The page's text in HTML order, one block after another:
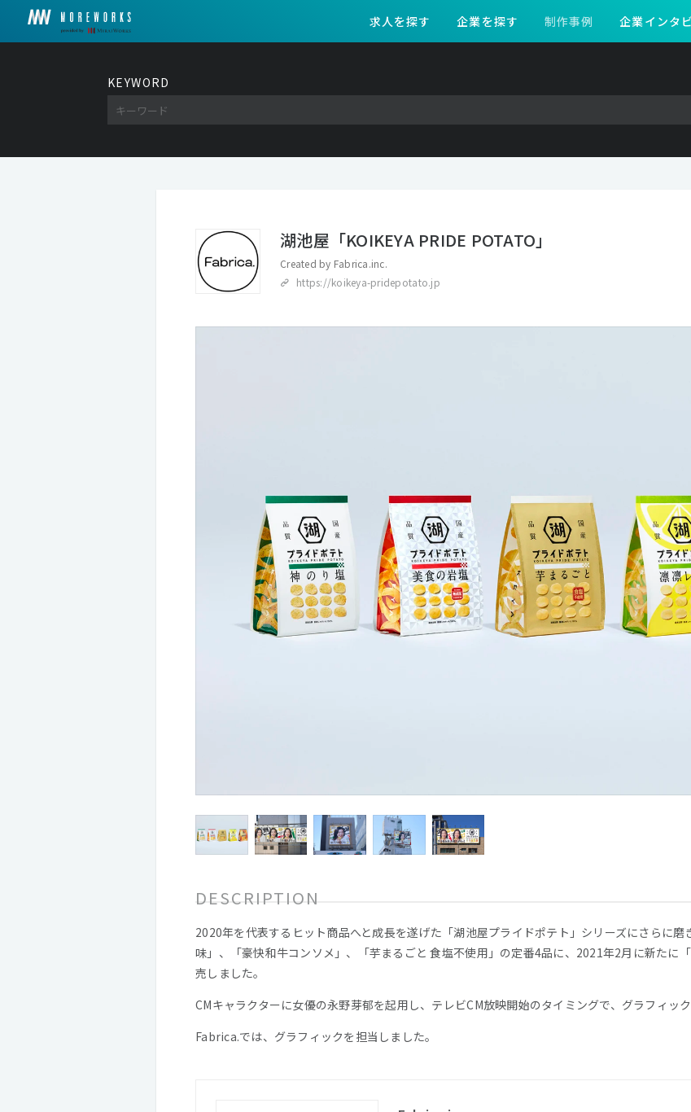
求人を探す 企業を探す 制作事例 企業インタ
KEYWORD
湖池屋「KOIKEYA PRIDE POTATO」
Created by Fabrica.inc.
https://koikeya-pridepotato.jp
DESCRIPTION
2020年を代表するヒット商品へと成長を遂げた「湖池屋プライドポテト」シリーズにさらに
味」、「豪快和牛コンソメ」、「芋まるごと 食塩不使用」の定番4品に、2021年2月に新たに
売しました。
CMキャラクターに女優の永野芽郁を起用し、テレビCM放映開始のタイミングで、グラフィッ
Fabrica.では、グラフィックを担当しました。